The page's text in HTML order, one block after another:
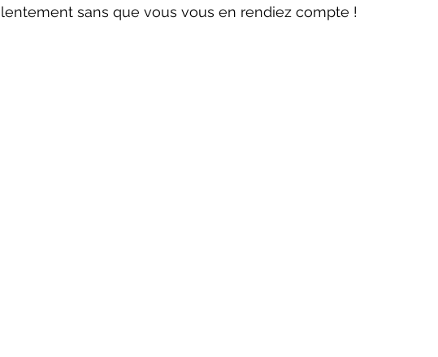
lentement sans que vous vous en rendiez compte !